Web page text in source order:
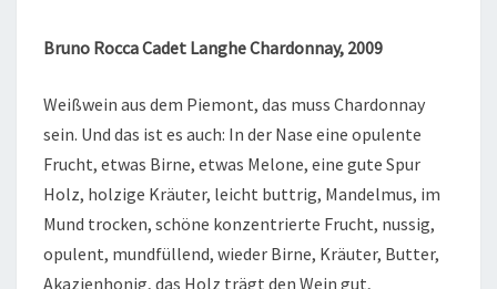
Bruno Rocca Cadet Langhe Chardonnay, 2009
Weißwein aus dem Piemont, das muss Chardonnay
sein. Und das ist es auch: In der Nase eine opulente
Frucht, etwas Birne, etwas Melone, eine gute Spur
Holz, holzige Kräuter, leicht buttrig, Mandelmus, im
Mund trocken, schöne konzentrierte Frucht, nussig,
opulent, mundfüllend, wieder Birne, Kräuter, Butter,
Akazienhonig, das Holz trägt den Wein gut,